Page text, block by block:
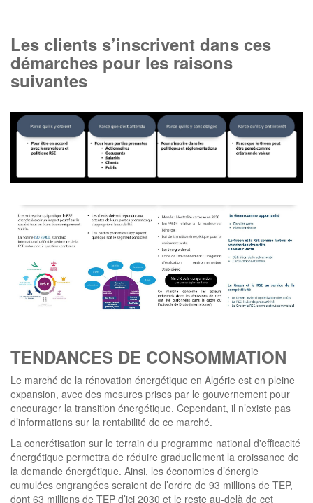
Les clients s’inscrivent dans ces
démarches pour les raisons
suivantes
TENDANCES DE CONSOMMATION
Le marché de la rénovation énergétique en Algérie est en pleine
expansion, avec des mesures prises par le gouvernement pour
encourager la transition énergétique. Cependant, il n’existe pas
d’informations sur la rentabilité de ce marché.
La concrétisation sur le terrain du programme national d'efficacité
énergétique permettra de réduire graduellement la croissance de
la demande énergétique. Ainsi, les économies d’énergie
cumulées engrangées seraient de l’ordre de 93 millions de TEP,
dont 63 millions de TEP d’ici 2030 et le reste au-delà de cet